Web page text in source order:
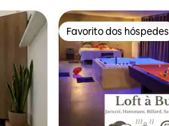
Favorito dos hóspedes
Favorito dos hóspedes